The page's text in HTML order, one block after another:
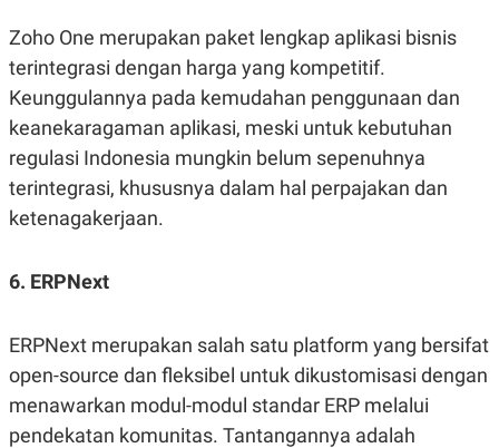
Zoho One merupakan paket lengkap aplikasi bisnis
terintegrasi dengan harga yang kompetitif.
Keunggulannya pada kemudahan penggunaan dan
keanekaragaman aplikasi, meski untuk kebutuhan
regulasi Indonesia mungkin belum sepenuhnya
terintegrasi, khususnya dalam hal perpajakan dan
ketenagakerjaan.
6. ERPNext
ERPNext merupakan salah satu platform yang bersifat
open-source dan fleksibel untuk dikustomisasi dengan
menawarkan modul-modul standar ERP melalui
pendekatan komunitas. Tantangannya adalah